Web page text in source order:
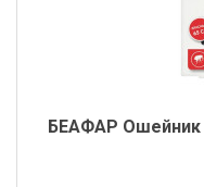
БЕАФАР Ошейник